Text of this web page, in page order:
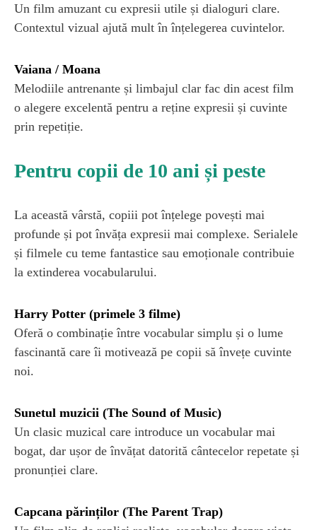
Un film amuzant cu expresii utile și dialoguri clare.
Contextul vizual ajută mult în înțelegerea cuvintelor.
Vaiana / Moana
Melodiile antrenante și limbajul clar fac din acest film
o alegere excelentă pentru a reține expresii și cuvinte
prin repetiție.
Pentru copii de 10 ani și peste
La această vârstă, copiii pot înțelege povești mai
profunde și pot învăța expresii mai complexe. Serialele
și filmele cu teme fantastice sau emoționale contribuie
la extinderea vocabularului.
Harry Potter (primele 3 filme)
Oferă o combinație între vocabular simplu și o lume
fascinantă care îi motivează pe copii să învețe cuvinte
noi.
Sunetul muzicii (The Sound of Music)
Un clasic muzical care introduce un vocabular mai
bogat, dar ușor de învățat datorită cântecelor repetate și
pronunției clare.
Capcana părinților (The Parent Trap)